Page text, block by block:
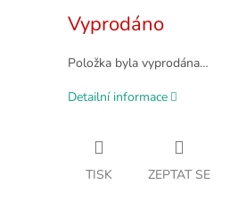
cena:
Vyprodáno
Položka byla vyprodána…
Detailní informace
TISK ZEPTAT SE